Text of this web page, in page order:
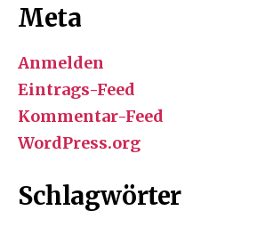
Meta
Anmelden
Eintrags-Feed
Kommentar-Feed
WordPress.org
Schlagwörter